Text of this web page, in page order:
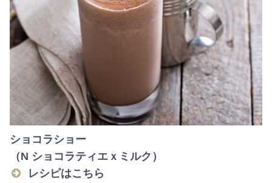
ショコラショー
（N ショコラティエｘミルク）
レシピはこちら